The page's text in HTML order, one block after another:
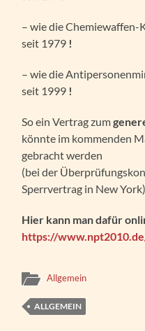
– wie die Chemiewaffen-
seit 1979 !
– wie die
seit 1999 !
So ein Vertrag zum
könnte im kommenden
gebracht werden
(bei der
Sperrvertrag in New York).
Hier kann man dafür
https://
Allgemein
ALLGEMEIN